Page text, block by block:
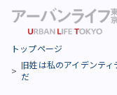
トップページ
旧姓は私のアイデンテ
だ